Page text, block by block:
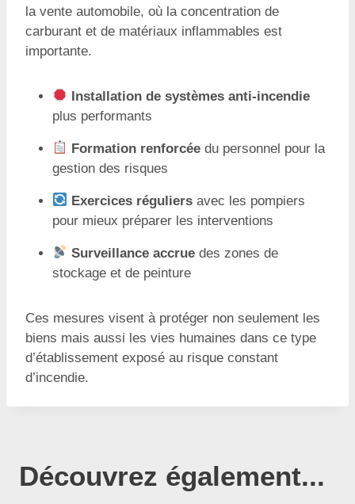
la vente automobile, où la concentration de
carburant et de matériaux inflammables est
importante.
Installation de systèmes anti-incendie
plus performants
Formation renforcée du personnel pour la
gestion des risques
Exercices réguliers avec les pompiers
pour mieux préparer les interventions
Surveillance accrue des zones de
stockage et de peinture
Ces mesures visent à protéger non seulement les
biens mais aussi les vies humaines dans ce type
d’établissement exposé au risque constant
d’incendie.
Découvrez également...